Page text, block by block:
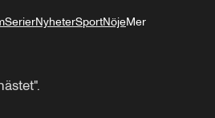
SerierNyheterSportNöjeMer